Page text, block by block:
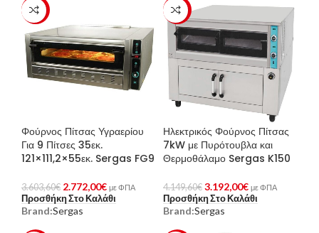
-23%
Φούρνος Πίτσας Υγραερίου
Για 9 Πίτσες 35εκ.
121×111,2×55εκ. Sergas FG9
3.603,60€ 2.772,00€ με ΦΠΑ
Προσθήκη Στο Καλάθι
Brand:Sergas
-23%
Ηλεκτρικός Φούρνος Πίτσας
7kW με Πυρότουβλα και
Θερμοθάλαμο Sergas K150
4.149,60€ 3.192,00€ με ΦΠΑ
Προσθήκη Στο Καλάθι
Brand:Sergas